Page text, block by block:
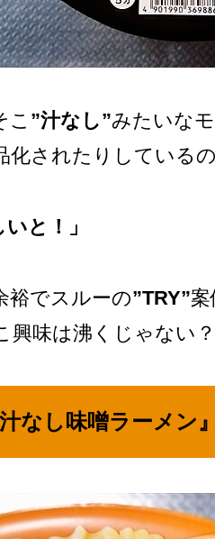
こ ”汁なし”みたいな
化されたりしている
と！」
裕でスルーの”TRY”案
興味は沸くじゃない？
なし味噌ラーメン』